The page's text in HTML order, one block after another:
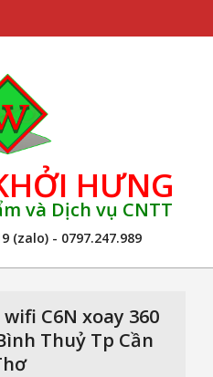
HƯNG
và Dịch vụ CNTT
(zalo) - 0797.247.989
C6N xoay 360
Thuỷ Tp Cần